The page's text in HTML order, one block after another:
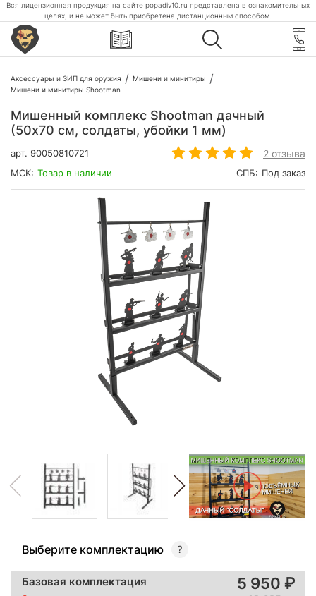
Вся лицензионная продукция на сайте popadiv10.ru представлена в ознакомительных
целях, и не может быть приобретена дистанционным способом.
Аксессуары и ЗИП для оружия
Мишени и минитиры
Мишени и минитиры Shootman
Мишенный комплекс Shootman дачный
(50x70 см, солдаты, убойки 1 мм)
арт. 90050810721 2 отзыва
МСК: Товар в наличии СПБ: Под заказ
Выберите комплектацию
Базовая комплектация 5 950